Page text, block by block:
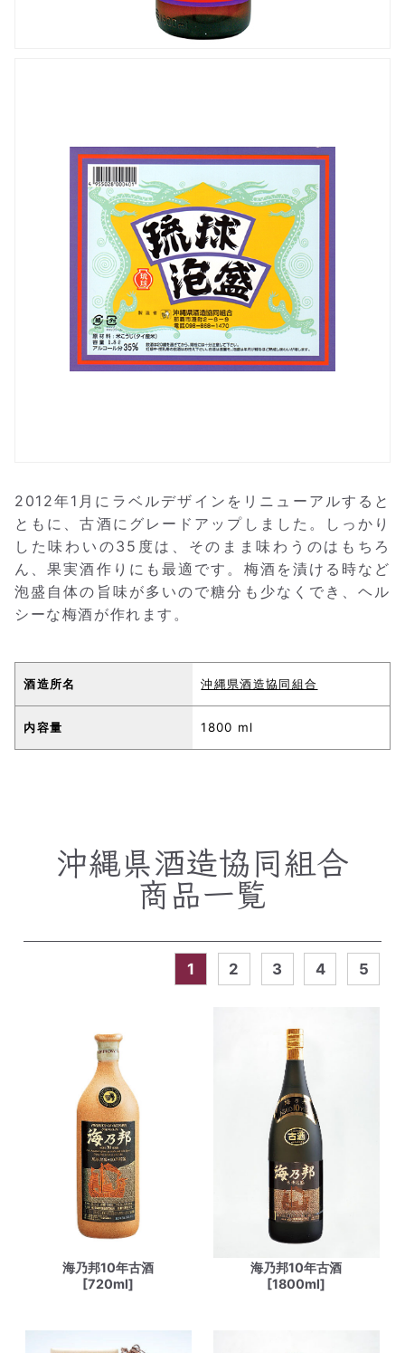
2012年1月にラベルデザインをリニューアルすると
ともに、古酒にグレードアップしました。しっかり
した味わいの35度は、そのまま味わうのはもちろ
ん、果実酒作りにも最適です。梅酒を漬ける時など
泡盛自体の旨味が多いので糖分も少なくでき、ヘル
シーな梅酒が作れます。
酒造所名 沖縄県酒造協同組合
内容量 1800 ml
沖縄県酒造協同組合
商品一覧
1 2 3 4 5
海乃邦10年古酒
[720ml]
海乃邦10年古酒
[1800ml]